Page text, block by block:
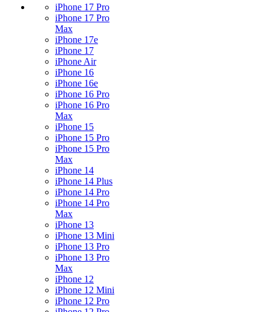
iPhone 17 Pro
iPhone 17 Pro
Max
iPhone 17e
iPhone 17
iPhone Air
iPhone 16
iPhone 16e
iPhone 16 Pro
iPhone 16 Pro
Max
iPhone 15
iPhone 15 Pro
iPhone 15 Pro
Max
iPhone 14
iPhone 14 Plus
iPhone 14 Pro
iPhone 14 Pro
Max
iPhone 13
iPhone 13 Mini
iPhone 13 Pro
iPhone 13 Pro
Max
iPhone 12
iPhone 12 Mini
iPhone 12 Pro